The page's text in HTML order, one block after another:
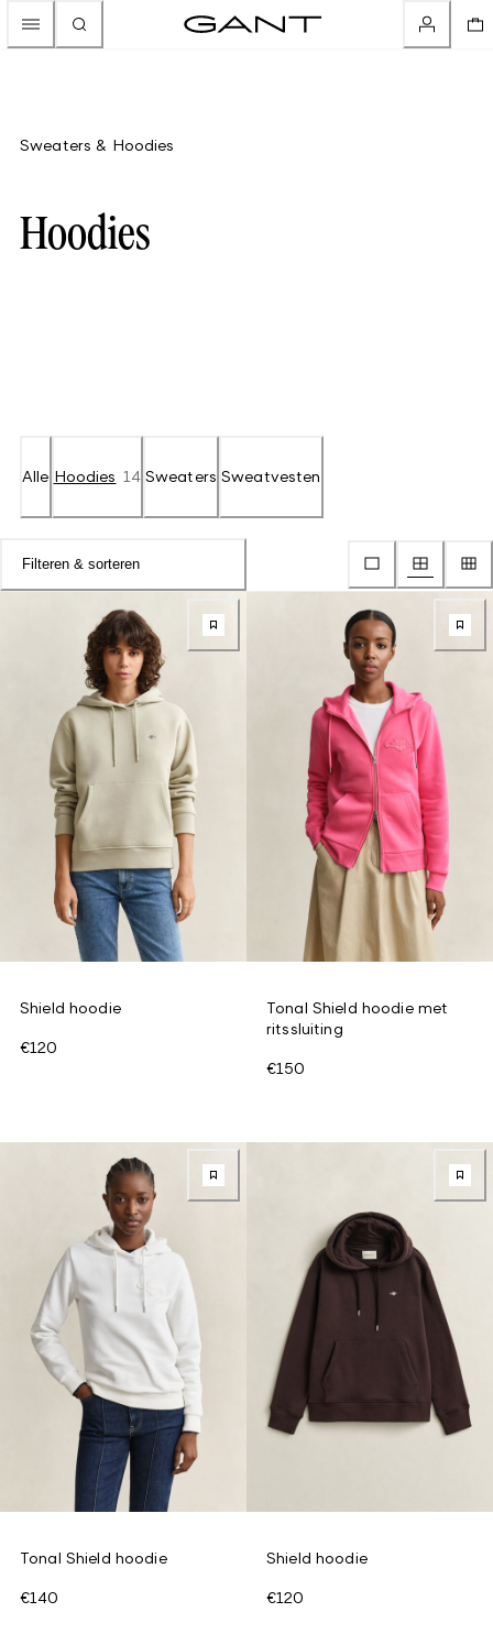
Sweaters & Hoodies
Hoodies
Alle Hoodies 14 Sweaters Sweatvesten
Filteren & sorteren
Shield hoodie
€120
Tonal Shield hoodie met
ritssluiting
€150
Tonal Shield hoodie
€140
Shield hoodie
€120